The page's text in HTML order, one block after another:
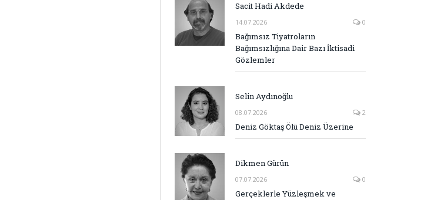
Sacit Hadi Akdede
14.07.2026 0
Bağımsız Tiyatroların
Bağımsızlığına Dair Bazı İktisadi
Gözlemler
Selin Aydınoğlu
08.07.2026 2
Deniz Göktaş Ölü Deniz Üzerine
Dikmen Gürün
07.07.2026 0
Gerçeklerle Yüzleşmek ve